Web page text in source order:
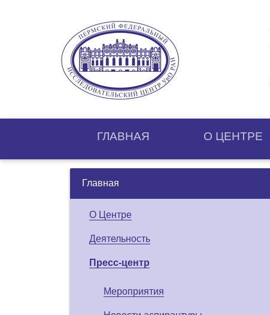
ГЛАВНАЯ О ЦЕНТРE
Главная
О Центре
Деятельность
Пресс-центр
Мероприятия